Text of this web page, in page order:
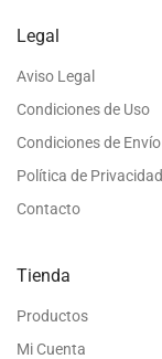
Legal
Aviso Legal
Condiciones de Uso
Condiciones de Envío
Política de Privacidad
Contacto
Tienda
Productos
Mi Cuenta